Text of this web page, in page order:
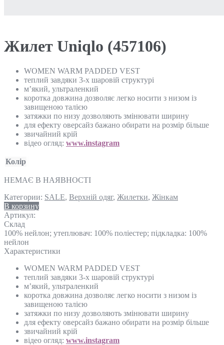
Жилет Uniqlo (457106)
WOMEN WARM PADDED VEST
теплий завдяки 3-х шаровій структурі
м’який, ультраленкий
коротка довжина дозволяє легко носити з низом із
завищеною талією
затяжки по низу дозволяють змінювати ширину
для ефекту оверсайз бажано обирати на розмір більше
звичайний крій
відео огляд: www.instagram
Колір
НЕМАЄ В НАЯВНОСТІ
Категории: SALE, Верхній одяг, Жилетки, Жінкам
В корзину
Артикул:
Склад
100% нейлон; утеплювач: 100% поліестер; підкладка: 100%
нейлон
Характеристики
WOMEN WARM PADDED VEST
теплий завдяки 3-х шаровій структурі
м’який, ультраленкий
коротка довжина дозволяє легко носити з низом із
завищеною талією
затяжки по низу дозволяють змінювати ширину
для ефекту оверсайз бажано обирати на розмір більше
звичайний крій
відео огляд: www.instagram